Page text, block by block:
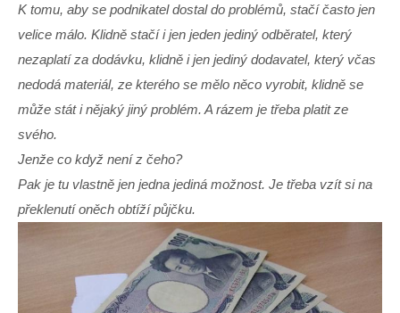
K tomu, aby se podnikatel dostal do problémů, stačí často jen
velice málo. Klidně stačí i jen jeden jediný odběratel, který
nezaplatí za dodávku, klidně i jen jediný dodavatel, který včas
nedodá materiál, ze kterého se mělo něco vyrobit, klidně se
může stát i nějaký jiný problém. A rázem je třeba platit ze
svého.
Jenže co když není z čeho?
Pak je tu vlastně jen jedna jediná možnost. Je třeba vzít si na
překlenutí oněch obtíží půjčku.